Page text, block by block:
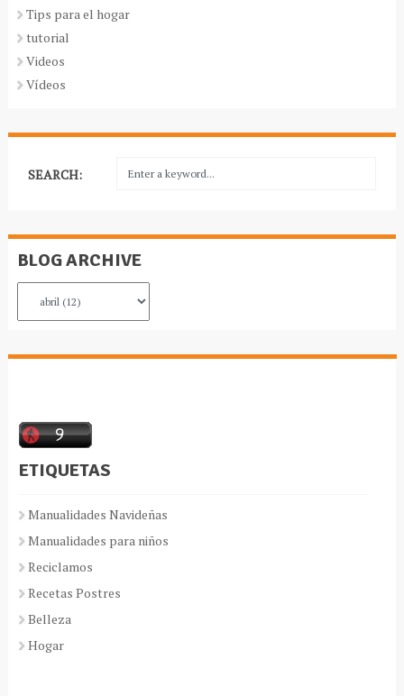
Tips para el hogar
tutorial
Videos
Vídeos
SEARCH:
BLOG ARCHIVE
ETIQUETAS
Manualidades Navideñas
Manualidades para niños
Reciclamos
Recetas Postres
Belleza
Hogar